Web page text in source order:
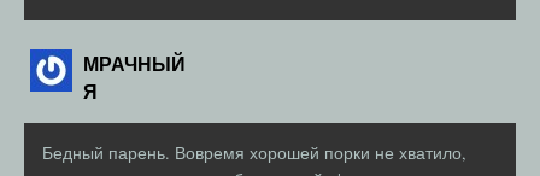
МРАЧНЫЙ
Я
Бедный парень. Вовремя хорошей порки не хватило,